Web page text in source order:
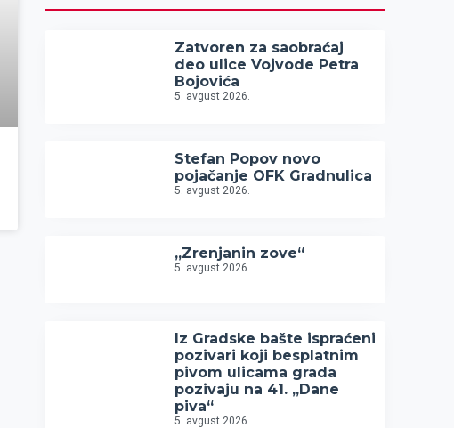
Zatvoren za saobraćaj
deo ulice Vojvode Petra
Bojovića
5. avgust 2026.
Stefan Popov novo
pojačanje OFK Gradnulica
5. avgust 2026.
„Zrenjanin zove“
5. avgust 2026.
Iz Gradske bašte ispraćeni
pozivari koji besplatnim
pivom ulicama grada
pozivaju na 41. „Dane
piva“
5. avgust 2026.